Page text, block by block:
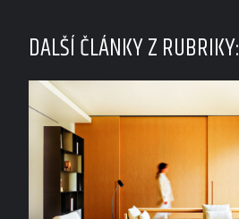
DALŠÍ ČLÁNKY Z RUBRIKY: